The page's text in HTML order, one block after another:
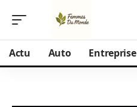
Actu Auto Entreprise